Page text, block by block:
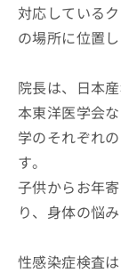
対応している
の場所に位置し
院長は、日本
本東洋医学会
学のそれぞれ
す。
子供からお年
り、身体の悩
性感染症検査